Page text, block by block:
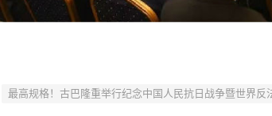
最高规格！古巴隆重举行纪念中国人民抗日战争暨世界反